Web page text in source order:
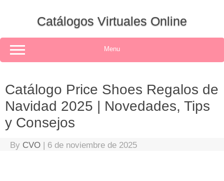
Catálogos Virtuales Online
Menu
Catálogo Price Shoes Regalos de
Navidad 2025 | Novedades, Tips
y Consejos
By CVO | 6 de noviembre de 2025